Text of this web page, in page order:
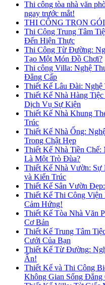
Thi công tòa nhà văn
ngay trước mắt!
THI CÔNG TRỌN GÓI
Thi Công Trung Tâm
Đến Hiện Thực
Thi Công Từ Đường:
Tạo Một Món Đồ Chơi?
Thi công Villa: Nghệ
Đẳng Cấp
Thiết Kế Lâu Đài:
Thiết Kế Nhà Hàng
Dịch Vụ Sự Kiện
Thiết Kế Nhà Khung
Trúc
Thiết Kế Nhà Ống:
Trong Chật Hẹp
Thiết Kế Nhà Tiền
Là Một Trò Đùa?
Thiết Kế Nhà Vườn: Sự
và Kiến Trúc
Thiết Kế Sân Vườn
Thiết Kế Thi Công
Cảm Hứng!
Thiết Kế Tòa Nhà Văn
Cơ Bản
Thiết Kế Trung Tâm
Cưới Của Bạn
Thiết Kế Từ Đường:
Ẩn!
Thiết Kế và Thi Công
Không Gian Sống Đẳng